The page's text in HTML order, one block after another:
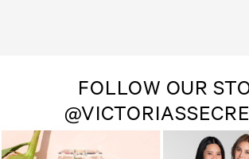
FOLLOW OUR